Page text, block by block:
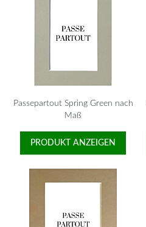
Passepartout Spring Green nach
Maß
PRODUKT ANZEIGEN